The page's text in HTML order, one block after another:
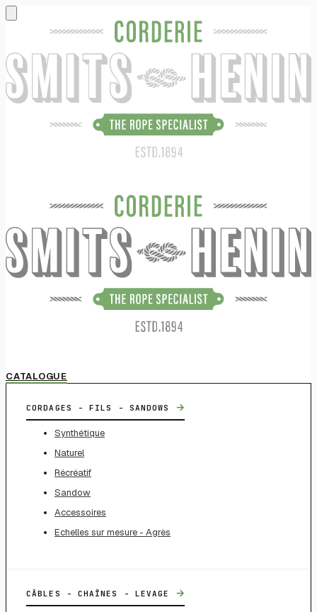
CATALOGUE
CORDAGES - FILS - SANDOWS →
Synthétique
Naturel
Récréatif
Sandow
Accessoires
Echelles sur mesure - Agrès
CÂBLES - CHAÎNES - LEVAGE →